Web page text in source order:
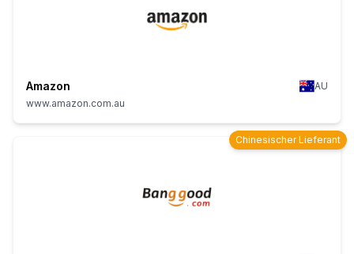
Amazon
AU
www.amazon.com.au
Chinesischer Lieferant